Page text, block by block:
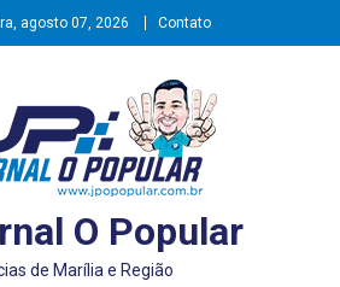
agosto 07, 2026 Contato
O Popular
de Marília e Região